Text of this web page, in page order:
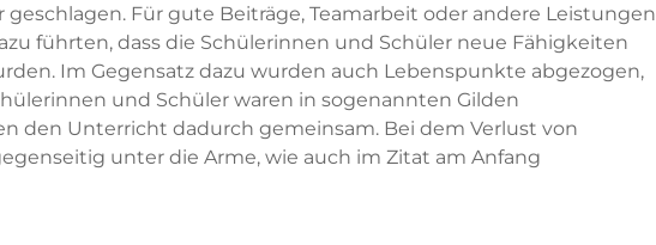
Für gute Beiträge, Teamarbeit oder andere Leistungen
führten, dass die Schülerinnen und Schüler neue Fähigkeiten
Im Gegensatz dazu wurden auch Lebenspunkte abgezogen,
und Schüler waren in sogenannten Gilden
den Unterricht dadurch gemeinsam. Bei dem Verlust von
unter die Arme, wie auch im Zitat am Anfang